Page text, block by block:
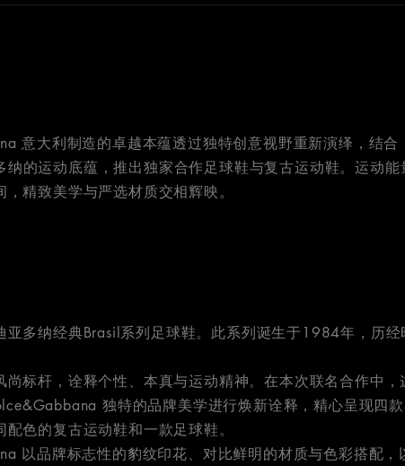
意大利制造的卓越本蕴透过独特创意视野重新演绎，结合
的运动底蕴，推出独家合作足球鞋与复古运动鞋。运动能
精致美学与严选材质交相辉映。
亚多纳经典Brasil系列足球鞋。此系列诞生于1984年，历经
尚标杆，诠释个性、本真与运动精神。在本次联名合作中，
独特的品牌美学进行焕新诠释，精心呈现四
色的复古运动鞋和一款足球鞋。
以品牌标志性的豹纹印花、对比鲜明的材质与色彩搭配，